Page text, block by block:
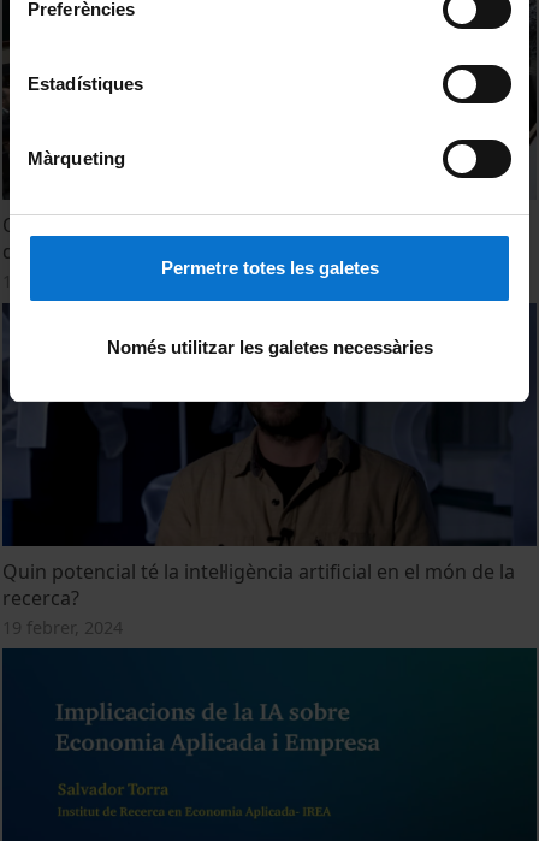
Preferències
Estadístiques
Màrqueting
Permetre totes les galetes
Només utilitzar les galetes necessàries
Quan la intel·ligència artificial es troba amb les llengües
del món
Quin potencial té la intel·ligència artificial en el món de la
recerca?
19 febrer, 2024